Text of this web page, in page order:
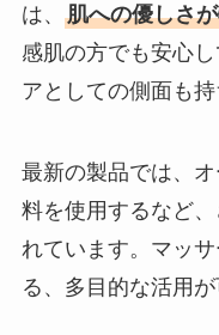
は、 肌への優しさ
感肌の方でも安心
アとしての側面も持
最新の製品では、
料を使用するなど
れています。マッ
る、多目的な活用が